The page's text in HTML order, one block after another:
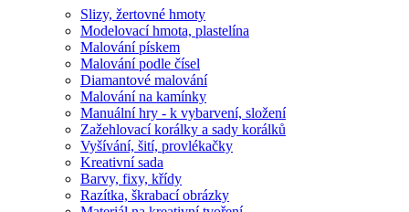
Slizy, žertovné hmoty
Modelovací hmota, plastelína
Malování pískem
Malování podle čísel
Diamantové malování
Malování na kamínky
Manuální hry - k vybarvení, složení
Zažehlovací korálky a sady korálků
Vyšívání, šití, provlékačky
Kreativní sada
Barvy, fixy, křídy
Razítka, škrabací obrázky